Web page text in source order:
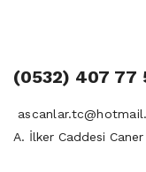
(0532) 407 77
A. İlker Caddesi